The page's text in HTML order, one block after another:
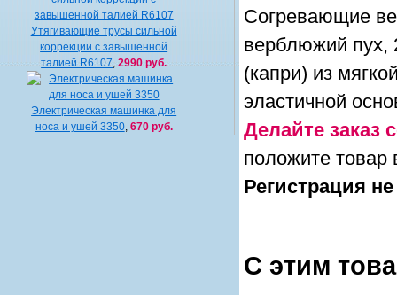
Утягивающие трусы cильной
коррекции с завышенной
талией R6107 ,2990 руб.
Электрическая машинка для
носа и ушей 3350, 670 руб.
Согревающие
верблюжий пух,
(капри) из
эластичной
Делайте заказ
положите товар
Регистрация
С этим